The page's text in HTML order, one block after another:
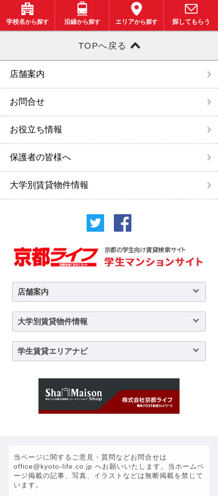
学校名から探す 沿線から探す エリアから探す 探してもらう
TOPへ戻る
店舗案内
お問合せ
お役立ち情報
保護者の皆様へ
大学別賃貸物件情報
店舗案内
大学別賃貸物件情報
学生賃貸エリアナビ
当ページに関するご意見・質問などお問合せは
office@kyoto-life.co.jp へお願いいたします。当ホームペ
ージ掲載の記事、写真、イラストなどは無断掲載を禁じて
います。